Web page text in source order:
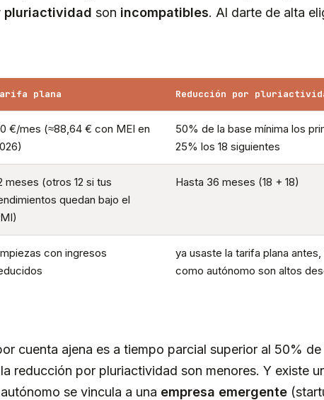
pluriactividad son incompatibles. Al darte de alta
plana Reducción por
€/mes (≈88,64 € con MEI en
50% de la base mínima los
25% los 18 siguientes
meses (otros 12 si tus
quedan bajo el
Hasta 36 meses (18 + 18)
con ingresos
ya usaste la tarifa plana
como autónomo son altos
cuenta ajena es a tiempo parcial superior al 50%
reducción por pluriactividad son menores. Y existe
se vincula a una empresa emergente